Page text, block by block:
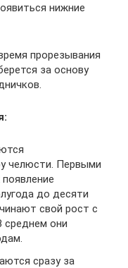
нижние
прорезывания
за основу
челюсти. Первыми
до десяти
свой рост с
среднем они
сразу за